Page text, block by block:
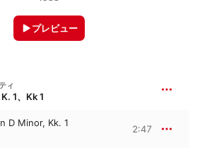
プレビュー
ィ
1、Kk 1
D Minor, Kk. 1
2:47